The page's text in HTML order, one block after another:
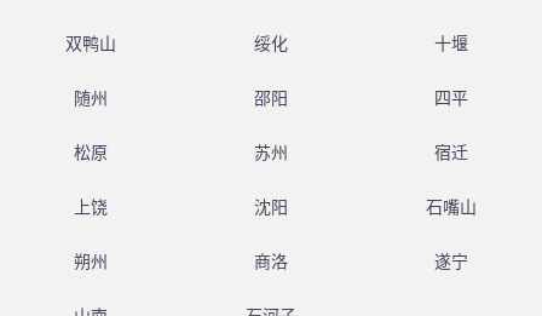
双鸭山 绥化 十堰
随州 邵阳 四平
松原 苏州 宿迁
上饶 沈阳 石嘴山
朔州 商洛 遂宁